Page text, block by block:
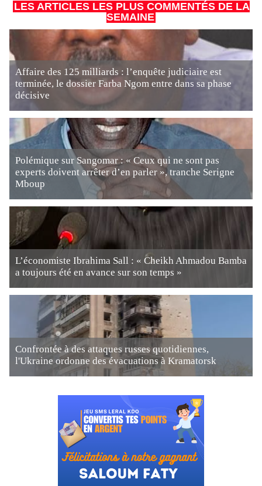
LES ARTICLES LES PLUS COMMENTÉS DE LA
SEMAINE
Affaire des 125 milliards : l’enquête judiciaire est
terminée, le dossier Farba Ngom entre dans sa phase
décisive
Polémique sur Sangomar : « Ceux qui ne sont pas
experts doivent arrêter d’en parler », tranche Serigne
Mboup
L’économiste Ibrahima Sall : « Cheikh Ahmadou Bamba
a toujours été en avance sur son temps »
Confrontée à des attaques russes quotidiennes,
l'Ukraine ordonne des évacuations à Kramatorsk